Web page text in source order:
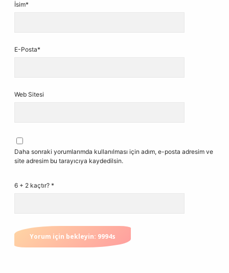
İsim*
E-Posta*
Web Sitesi
Daha sonraki yorumlarımda kullanılması için adım, e-posta adresim ve
site adresim bu tarayıcıya kaydedilsin.
6 + 2 kaçtır? *